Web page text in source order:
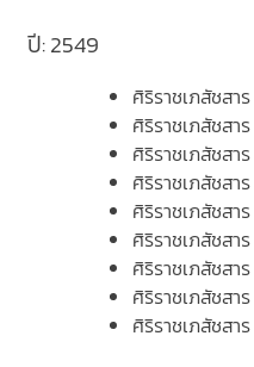
ปี: 2549
ศิริราชเภสัชสา
ศิริราชเภสัชส
ศิริราชเภสัชสา
ศิริราชเภสัชสา
ศิริราชเภสัชสา
ศิริราชเภสัชสา
ศิริราชเภสัชสา
ศิริราชเภสัชส
ศิริราชเภสัชสา